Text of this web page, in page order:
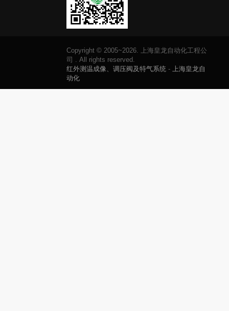
Copyright © 2005~2026. 上海皇龙自动化工程公
司 . All rights reserved.
红外测温成像、调压阀及特气系统 - 上海皇龙自
动化